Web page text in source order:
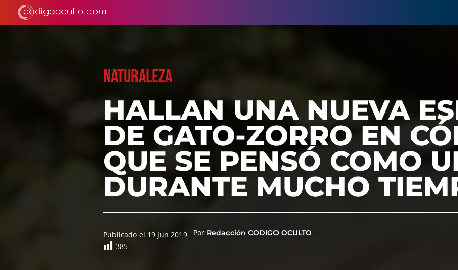
NATURALEZA
HALLAN UNA NUEVA
DE GATO-ZORRO EN
QUE SE PENSÓ COMO
DURANTE MUCHO
Publicado el 19 Jun 2019 Por Redacción CODIGO OCULTO
385